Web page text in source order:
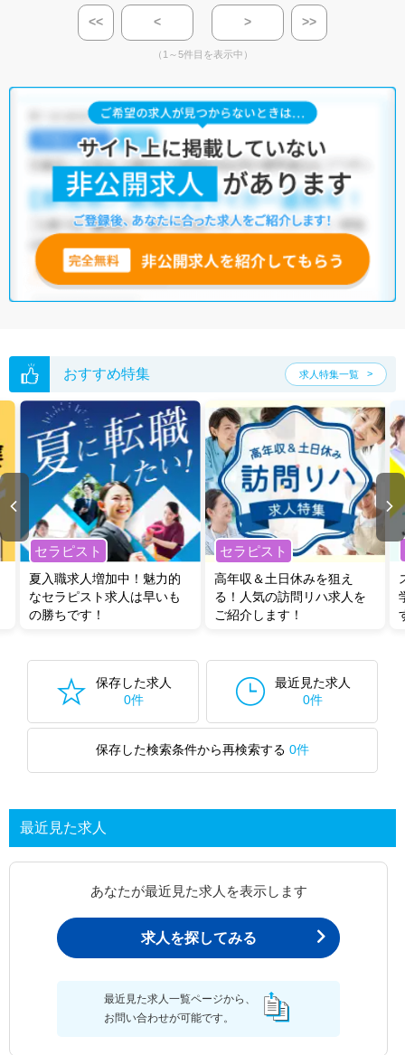
<< < > >>
（1～5件目を表示中）
おすすめ特集 求人特集一覧
セラピスト
夏入職求人増加中！魅力的
なセラピスト求人は早いも
の勝ちです！
セラピスト
高年収＆土日休みを狙え
る！人気の訪問リハ求人を
ご紹介します！
保存した求人
0件
最近見た求人
0件
保存した検索条件から再検索する 0件
最近見た求人
あなたが最近見た求人を表示します
求人を探してみる
最近見た求人一覧ページから、
お問い合わせが可能です。